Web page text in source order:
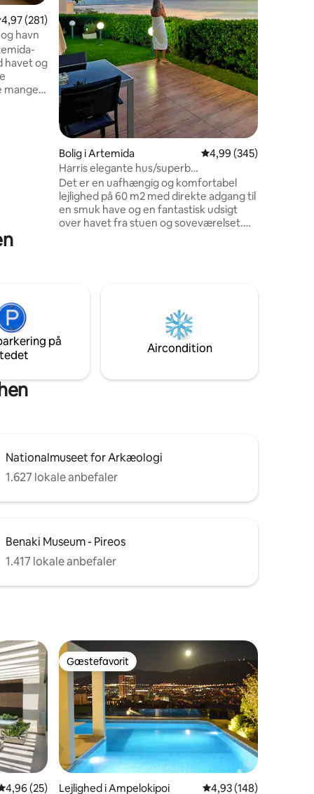
ud af 5 i gennemsnitlig bedømmelse, 281 omtaler
4,97 (281)
havn
havet og
mange
Bolig i Artemida 4,99 ud af 5 i
4,99 (345)
Harris elegante hus/superb
havudsigt/tæt på lufthavn
Det er en uafhængig og komfortabel
lejlighed på 60 m2 med direkte adgang til
en smuk have og en fantastisk udsigt
over havet fra stuen og soveværelset.
fra støj fra centrum, men tæt nok (1,8
km), hvis du vil have en restaurant eller
en pub.
på
Aircondition
Nationalmuseet for Arkæologi
1.627 lokale anbefaler
Benaki Museum - Pireos
1.417 lokale anbefaler
omtaler
ud af 5 i gennemsnitlig bedømmelse, 25 omtaler
4,96 (25)
Gæstefavorit
Gæstefavorit
Lejlighed i Ampelokipoi 4,93 ud af 5 i
4,93 (148)